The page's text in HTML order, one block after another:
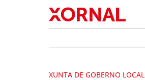
XUNTA DE GOBERNO LOCAL